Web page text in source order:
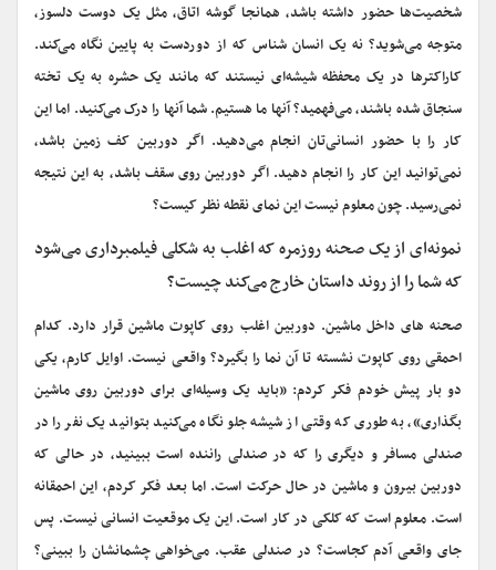
شخصیتها حضور داشته باشد، همانجا گوشه اتاق، مثل یک دوست دلسوز،
متوجه می‌شوید؟ نه یک انسان شناس که از دوردست به پایین نگاه می‌کند.
کاراکترها در یک محفظه شیشهای نیستند که مانند یک حشره به یک تخته
سنجاق شده باشند، می‌فهمید؟ آنها ما هستیم. شما آنها را درک می‌کنید. اما این
کار را با حضور انسانی‌تان انجام می‌دهید. اگر دوربین کف زمین باشد،
نمی‌توانید این کار را انجام دهید. اگر دوربین روی سقف باشد، به این نتیجه
نمی‌رسید. چون معلوم نیست این نمای نقطه نظر کیست؟
نمونه‌ای از یک صحنه روزمره که اغلب به شکلی فیلمبرداری می‌شود
که شما را از روند داستان خارج می‌کند چیست؟
صحنه های داخل ماشین. دوربین اغلب روی کاپوت ماشین قرار دارد. کدام
احمقی روی کاپوت نشسته تا آن نما را بگیرد؟ واقعی نیست. اوایل کارم، یکی
دو بار پیش خودم فکر کردم: «باید یک وسیله‌ای برای دوربین روی ماشین
بگذاری»، به طوری که وقتی از شیشه جلو نگاه می‌کنید بتوانید یک نفر را در
صندلی مسافر و دیگری را که در صندلی راننده است ببینید، در حالی که
دوربین بیرون و ماشین در حال حرکت است. اما بعد فکر کردم، این احمقانه
است. معلوم است که کلکی در کار است. این یک موقعیت انسانی نیست. پس
جای واقعی آدم کجاست؟ در صندلی عقب. می‌خواهی چشمانشان را ببینی؟